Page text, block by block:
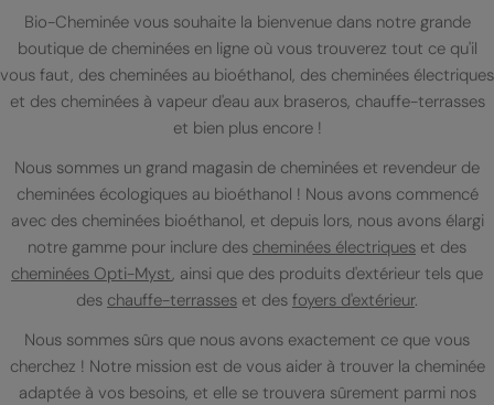
Bio-Cheminée vous souhaite la bienvenue dans notre grande
boutique de cheminées en ligne où vous trouverez tout ce qu'il
vous faut, des cheminées au bioéthanol, des cheminées électriques
et des cheminées à vapeur d'eau aux braseros, chauffe-terrasses
et bien plus encore !
Nous sommes un grand magasin de cheminées et revendeur de
cheminées écologiques au bioéthanol ! Nous avons commencé
avec des cheminées bioéthanol, et depuis lors, nous avons élargi
notre gamme pour inclure des cheminées électriques et des
cheminées Opti-Myst, ainsi que des produits d'extérieur tels que
des chauffe-terrasses et des foyers d'extérieur.
Nous sommes sûrs que nous avons exactement ce que vous
cherchez ! Notre mission est de vous aider à trouver la cheminée
adaptée à vos besoins, et elle se trouvera sûrement parmi nos